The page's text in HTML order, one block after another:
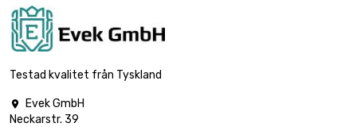
Testad kvalitet från Tyskland

Evek GmbH
Neckarstr. 39